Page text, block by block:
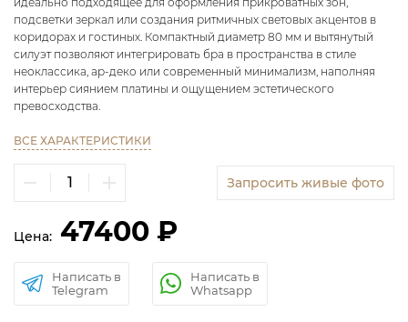
подсветки зеркал или создания ритмичных световых акцентов в
коридорах и гостиных. Компактный диаметр 80 мм и вытянутый
силуэт позволяют интегрировать бра в пространства в стиле
неоклассика, ар-деко или современный минимализм, наполняя
интерьер сиянием платины и ощущением эстетического
превосходства.
ВСЕ ХАРАКТЕРИСТИКИ
Запросить живые фото
Цена: 47400 ₽
Написать в
Telegram
Написать в
Whatsapp